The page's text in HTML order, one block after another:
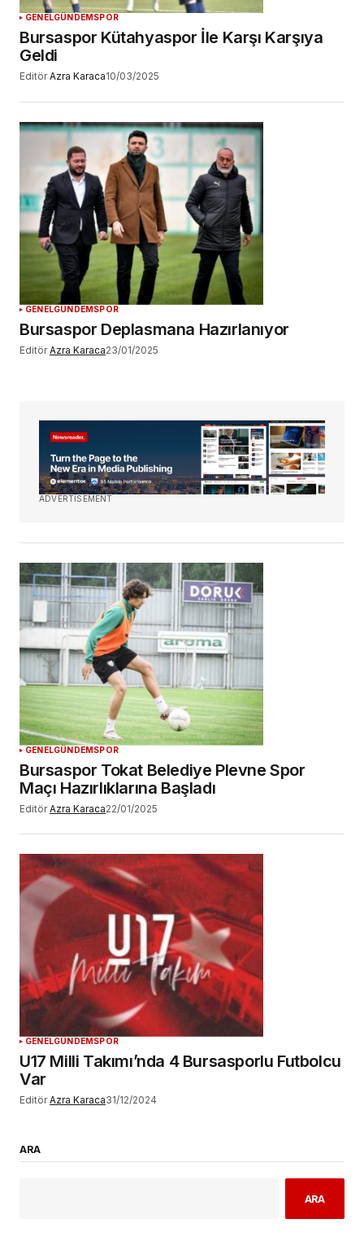
GENELGÜNDEM SPOR
Bursaspor Kütahyaspor İle Karşı Karşıya
Geldi
Editör Azra Karaca10/03/2025
GENELGÜNDEMSPOR
Bursaspor Deplasmana Hazırlanıyor
Editör Azra Karaca23/01/2025
ADVERTISEMENT
GENELGÜNDEMSPOR
Bursaspor Tokat Belediye Plevne Spor
Maçı Hazırlıklarına Başladı
Editör Azra Karaca22/01/2025
GENELGÜNDEMSPOR
U17 Milli Takımı’nda 4 Bursasporlu Futbolcu
Var
Editör Azra Karaca31/12/2024
ARA
ARA